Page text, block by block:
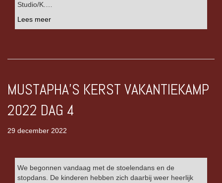
Studio/K.…
Lees meer
MUSTAPHA’S KERST VAKANTIEKAMP
2022 DAG 4
29 december 2022
We begonnen vandaag met de stoelendans en de
stopdans. De kinderen hebben zich daarbij weer heerlijk